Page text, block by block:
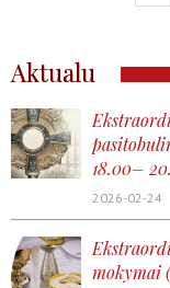
Aktualu
18.00–
2026-02-24
mokymai